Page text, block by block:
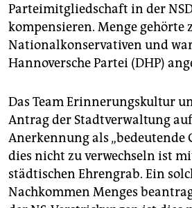
Parteimitgliedschaft in der
kompensieren. Menge gehörte
Nationalkonservativen und
Hannoversche Partei (DHP)
Das Team Erinnerungskultur
Antrag der Stadtverwaltung
Anerkennung als „bedeutende
dies nicht zu verwechseln ist
städtischen Ehrengrab. Ein
Nachkommen Menges